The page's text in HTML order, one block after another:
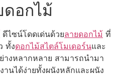
ดอกไม้
ดีไซน์โดดเด่นด้วยลายดอกไม้ ที่
ทั้งดอกไม้สไตล์โมเดอร์นและ
างหลากหลาย สามารถนำมา
านได้ง่ายทั้งผนังหลักและผนัง